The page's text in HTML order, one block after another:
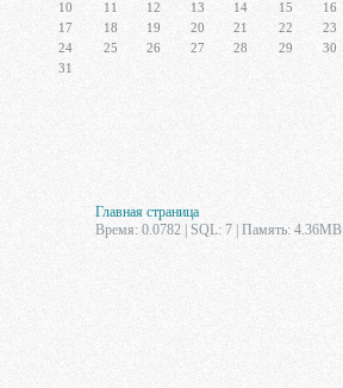
10
11 12 13 14 15
16
17
18 19 20 21 22
23
24
25 26 27 28 29
30
31
Главная страница
Время: 0.0782 | SQL: 7 | Память: 4.36MB